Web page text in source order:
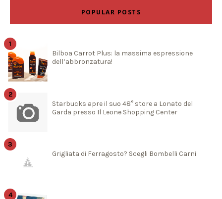
POPULAR POSTS
Bilboa Carrot Plus: la massima espressione
dell’abbronzatura!
Starbucks apre il suo 48° store a Lonato del
Garda presso Il Leone Shopping Center
Grigliata di Ferragosto? Scegli Bombelli Carni